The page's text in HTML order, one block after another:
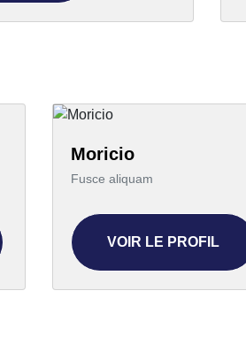
Moricio
Fusce aliquam
VOIR LE PROFIL